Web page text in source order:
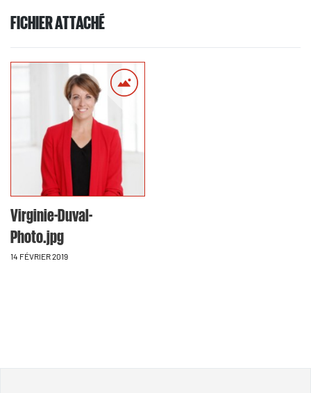
FICHIER ATTACHÉ
Virginie-Duval-
Photo.jpg
14 FÉVRIER 2019